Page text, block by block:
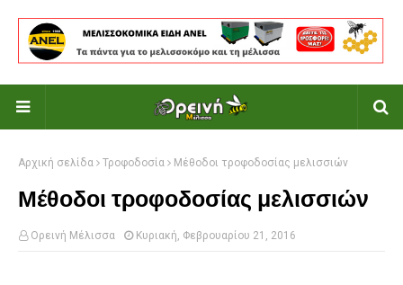
Αρχική σελίδα Τροφοδοσία Μέθοδοι τροφοδοσίας μελισσιών
Μέθοδοι τροφοδοσίας μελισσιών
Ορεινή Μέλισσα Κυριακή, Φεβρουαρίου 21, 2016